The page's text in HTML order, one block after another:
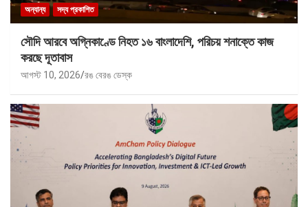
অন্যান্য সদ্য প্রকাশিত
সৌদি আরবে অগ্নিকাণ্ডে নিহত ১৬ বাংলাদেশি, পরিচয় শনাক্তে কাজ
করছে দূতাবাস
আগস্ট 10, 2026 রঙ বেরঙ ডেস্ক